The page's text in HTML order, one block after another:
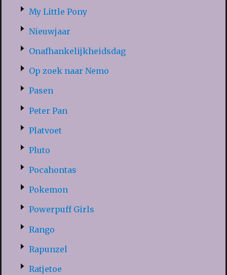
My Little Pony
Nieuwjaar
Onafhankelijkheidsdag
Op zoek naar Nemo
Pasen
Peter Pan
Platvoet
Pluto
Pocahontas
Pokemon
Powerpuff Girls
Rango
Rapunzel
Ratjetoe